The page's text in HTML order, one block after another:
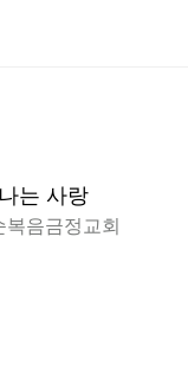
는 사랑
복음금정교회